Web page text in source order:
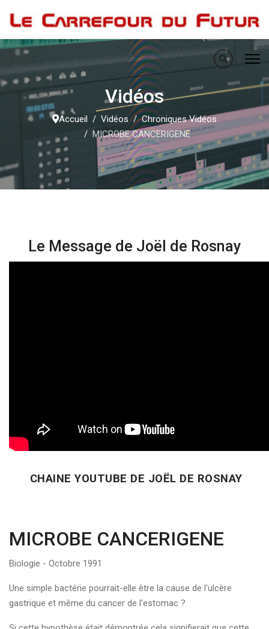
Vidéos
Accueil Vidéos
Chroniques Vidéos
MICROBE CANCERIGENE
Le Message de Joël de Rosnay
CHAINE YOUTUBE DE JOËL DE ROSNAY
MICROBE CANCERIGENE
Biologie - Octobre 1991
Une simple bactérie pourrait-elle être la cause de l'ulcère
gastrique et même du cancer de l'estomac ?